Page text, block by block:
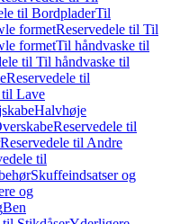
til BordpladerTil
formetReservedele til Til
formetTil håndvaske til
til Til håndvaske til
Reservedele til
til Lave
Halvhøje
Reservedele til
Reservedele til Andre
til
Skuffeindsatser og
og
Ben